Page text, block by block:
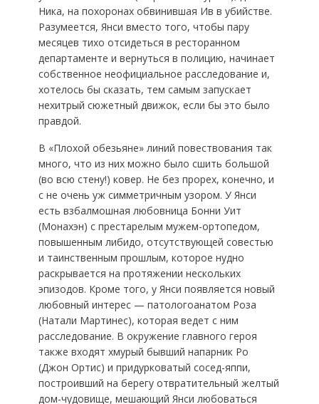
Ника, на похоронах обвинившая Ив в убийстве.
Разумеется, Янси вместо того, чтобы пару
месяцев тихо отсидеться в ресторанном
департаменте и вернуться в полицию, начинает
собственное неофициальное расследование и,
хотелось бы сказать, тем самым запускает
нехитрый сюжетный движок, если бы это было
правдой.
В «Плохой обезьяне» линий повествования так
много, что из них можно было сшить большой
(во всю стену!) ковер. Не без прорех, конечно, и
с не очень уж симметричным узором. У Янси
есть взбалмошная любовница Бонни Уит
(Монахэн) с престарелым мужем-ортопедом,
повышенным либидо, отсутствующей совестью
и таинственным прошлым, которое нудно
раскрывается на протяжении нескольких
эпизодов. Кроме того, у Янси появляется новый
любовный интерес — патологоанатом Роза
(Натали Мартинес), которая ведет с ним
расследование. В окружение главного героя
также входят хмурый бывший напарник Ро
(Джон Ортис) и придурковатый сосед-яппи,
построивший на берегу отвратительный желтый
дом-чудовище, мешающий Янси любоваться